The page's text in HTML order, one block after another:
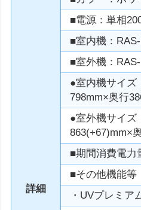
詳細
■電源：単相
■室内機：
■室外機：
●室内機サイズ
798mm×奥行
●室外機サイズ
863(+67)mm×
■期間消費電力
■その他機能等
・UVプレミア